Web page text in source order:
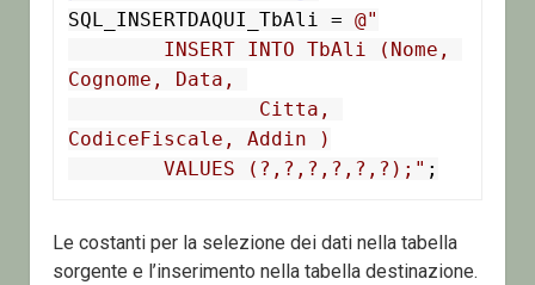
SQL_INSERTDAQUI_TbAli = @"
Cognome, Data,
CodiceFiscale, Addin )
	VALUES (?,?,?,?,?,?);"
Le costanti per la selezione dei dati nella tabella
sorgente e l’inserimento nella tabella destinazione.